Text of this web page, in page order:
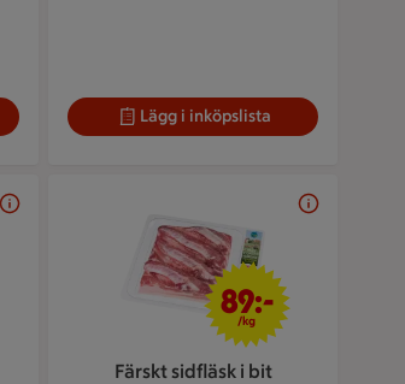
Lägg i inköpslista
Färskt sidfläsk i bit
89 kr/kg
89:-
/kg